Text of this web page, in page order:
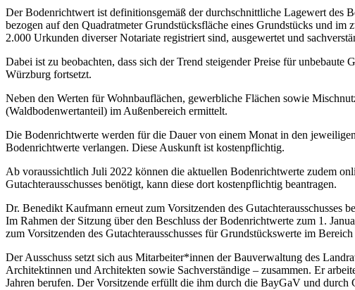
Der Bodenrichtwert ist definitionsgemäß der durchschnittliche Lagewert des
bezogen auf den Quadratmeter Grundstücksfläche eines Grundstücks und
2.000 Urkunden diverser Notariate registriert sind, ausgewertet und
Dabei ist zu beobachten, dass sich der Trend steigender Preise für
Würzburg fortsetzt.
Neben den Werten für Wohnbauflächen, gewerbliche Flächen sowie
(Waldbodenwertanteil) im Außenbereich ermittelt.
Die Bodenrichtwerte werden für die Dauer von einem Monat in den
Bodenrichtwerte verlangen. Diese Auskunft ist kostenpflichtig.
Ab voraussichtlich Juli 2022 können die aktuellen Bodenrichtwerte zudem
Gutachterausschusses benötigt, kann diese dort kostenpflichtig beantragen.
Dr. Benedikt Kaufmann erneut zum Vorsitzenden des Gutachterausschusses
Im Rahmen der Sitzung über den Beschluss der Bodenrichtwerte zum 1.
zum Vorsitzenden des Gutachterausschusses für Grundstückswerte im
Der Ausschuss setzt sich aus Mitarbeiter*innen der Bauverwaltung des
Architektinnen und Architekten sowie Sachverständige – zusammen. Er
Jahren berufen. Der Vorsitzende erfüllt die ihm durch die BayGaV und durch